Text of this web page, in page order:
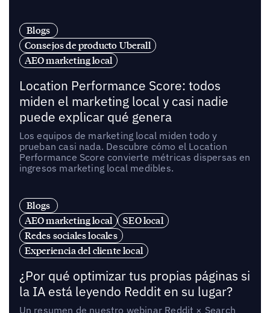
Blogs
Consejos de producto Uberall
AEO marketing local
Location Performance Score: todos
miden el marketing local y casi nadie
puede explicar qué genera
Los equipos de marketing local miden todo y
prueban casi nada. Descubre cómo el Location
Performance Score convierte métricas dispersas en
ingresos marketing local medibles.
Blogs
AEO marketing local
SEO local
Redes sociales locales
Experiencia del cliente local
¿Por qué optimizar tus propias páginas si
la IA está leyendo Reddit en su lugar?
Un resumen de nuestro webinar Reddit × Search